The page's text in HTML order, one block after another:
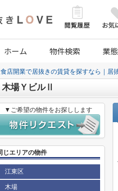
ホーム 物件検索 業
店開業で居抜きの賃貸を探すなら｜居
木場ＹビルⅡ
▼ご希望の物件をお探しします
じエリアの物件
江東区
木場